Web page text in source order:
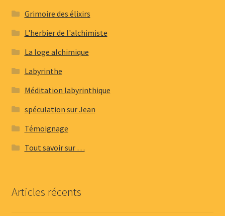
Grimoire des élixirs
L'herbier de l'alchimiste
La loge alchimique
Labyrinthe
Méditation labyrinthique
spéculation sur Jean
Témoignage
Tout savoir sur …
Articles récents